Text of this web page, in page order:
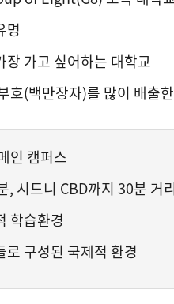
명
장 가고 싶어하는 대학교
호(백만장자)를 많이 배출
인 캠퍼스
, 시드니 CBD까지 30분 거
학습환경
구성된 국제적 환경